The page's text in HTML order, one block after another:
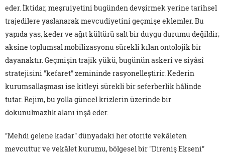
eder. İktidar, meşruiyetini bugünden devşirmek yerine tarihsel
trajedilere yaslanarak mevcudiyetini geçmişe eklemler. Bu
yapıda yas, keder ve ağıt kültürü salt bir duygu durumu değildir;
aksine toplumsal mobilizasyonu sürekli kılan ontolojik bir
dayanaktır. Geçmişin trajik yükü, bugünün askerî ve siyâsî
stratejisini "kefaret" zemininde rasyonelleştirir. Kederin
kurumsallaşması ise kitleyi sürekli bir seferberlik hâlinde
tutar. Rejim, bu yolla güncel krizlerin üzerinde bir
dokunulmazlık alanı inşâ eder.
"Mehdi gelene kadar" dünyadaki her otorite vekâleten
mevcuttur ve vekâlet kurumu, bölgesel bir "Direniş Ekseni"